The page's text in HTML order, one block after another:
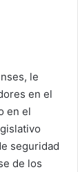
le
en el
en el
seguridad
de los